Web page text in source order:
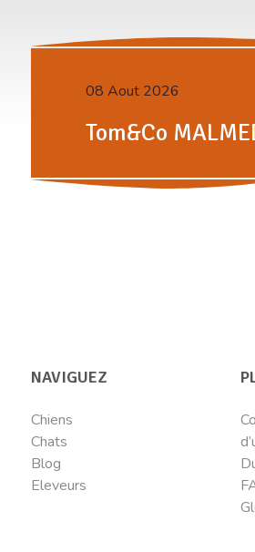
08 Aout 2026
Tom&Co
NAVIGUEZ
Chiens
Chats
Blog
Eleveurs